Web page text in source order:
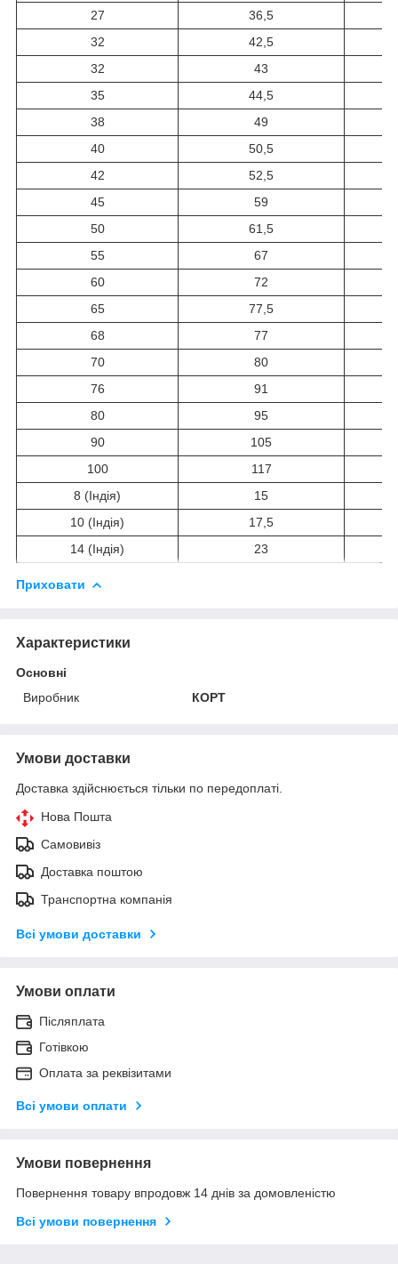
27
36,5
32
42,5
32
43
35
44,5
38
49
40
50,5
42
52,5
45
59
50
61,5
55
67
60
72
65
77,5
68
77
70
80
76
91
80
95
90
105
100
117
8 (Індія)
15
10 (Індія)
17,5
14 (Індія)
23
Приховати
Характеристики
Основні
Виробник
КОРТ
Умови доставки
Доставка здійснюється тільки по передоплаті.
Нова Пошта
Самовивіз
Доставка поштою
Транспортна компанія
Всі умови доставки
Умови оплати
Післяплата
Готівкою
Оплата за реквізитами
Всі умови оплати
Умови повернення
Повернення товару впродовж 14 днів за домовленістю
Всі умови повернення